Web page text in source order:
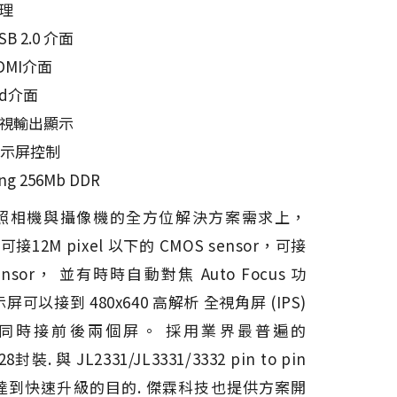
2.0 介面
介面
介面
輸出顯示
屏控制
256Mb DDR
相機與攝像機的全方位解決方案需求上，
接12M pixel 以下的 CMOS sensor，可接
， 並有時時自動對焦 Auto Focus 功
屏可以接到 480x640 高解析 全視角屏 (IPS)
時接前後兩個屏。 採用業界最普遍的
封裝. 與 JL2331/JL3331/3332 pin to pin
到快速升級的目的. 傑霖科技也提供方案開